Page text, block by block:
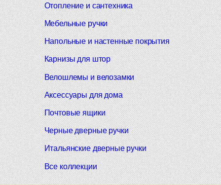
Отопление и сантехника
Мебельные ручки
Напольные и настенные покрытия
Карнизы для штор
Велошлемы и велозамки
Аксессуары для дома
Почтовые ящики
Черные дверные ручки
Итальянские дверные ручки
Все коллекции